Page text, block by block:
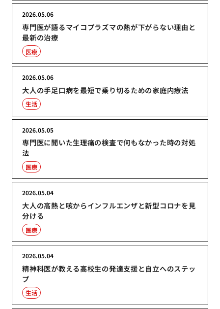
専門医が語るマイコプラズマの熱が下がらない理由と
最新の治療
2026.05.06
医療
大人の手足口病を最短で乗り切るための家庭内療法
2026.05.06
生活
専門医に聞いた生理痛の検査で何もなかった時の対処
法
2026.05.05
医療
大人の高熱と咳からインフルエンザと新型コロナを見
分ける
2026.05.04
医療
精神科医が教える高校生の発達支援と自立へのステッ
プ
2026.05.04
生活